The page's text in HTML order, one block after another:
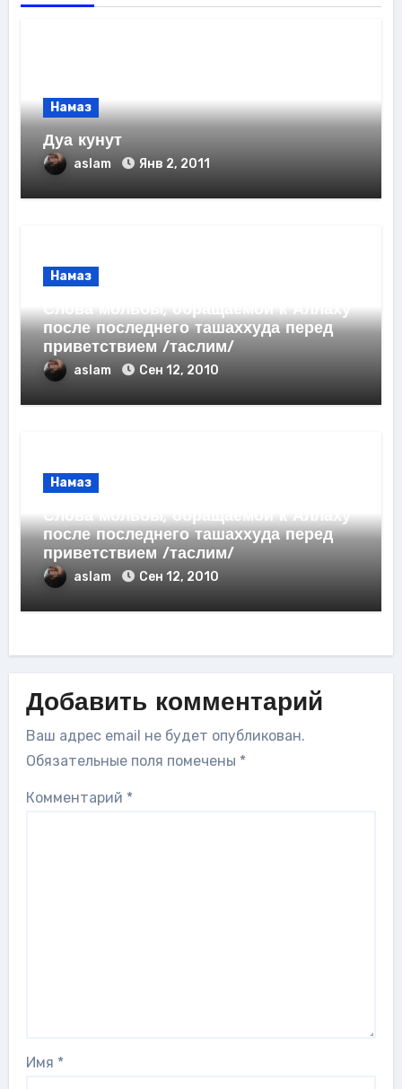
Намаз
Дуа кунут
aslam Янв 2, 2011
Намаз
Слова мольбы, обращаемой к Аллаху
после последнего ташаххуда перед
приветствием /таслим/
aslam Сен 12, 2010
Намаз
Слова мольбы, обращаемой к Аллаху
после последнего ташаххуда перед
приветствием /таслим/
aslam Сен 12, 2010
Добавить комментарий
Ваш адрес email не будет опубликован.
Обязательные поля помечены *
Комментарий *
Имя *